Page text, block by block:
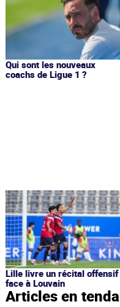
Qui sont les nouveaux
coachs de Ligue 1 ?
Lille livre un récital offensif
face à Louvain
Articles en